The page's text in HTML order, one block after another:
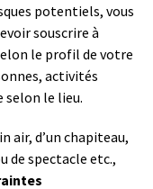
potentiels, vous
souscrire à
le profil de votre
activités
selon le lieu.
air, d’un chapiteau,
de spectacle etc.,